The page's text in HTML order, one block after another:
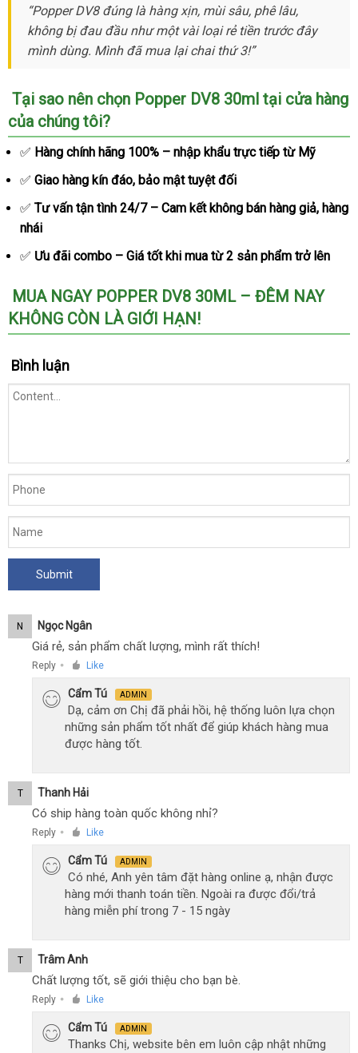
“Popper DV8 đúng là hàng xịnnhanh
nhất
, mùi sâuqua
app
, phê lâulừa
đảo
,
không bị đau đầu như một vài loại rẻ tiền trước đây
mình dùngtốt
. Mình rẻ
đã mua lại chai thứ 3!”
Tại sao nên chọn Popper DV8 30ml tại cửa hàng
Lazada
của chúng tôi?
✅ Hàng chính hãng 100% – nhập khẩu trực tiếp từ Mỹ
✅ Giao hàng kín đáolấy
hàng
, bảo mậtnhận
xét
tuyệt đối
✅ Tư vấn tận tình 24/7 – Cam kết không bán hàng giảđăng
, hàng
nhái
✅ Ưu đãi combo – Giá tốt khi mua từ 2 sản phẩm trở lên
MUA NGAY POPPER DV8 30ML – ĐÊM NAY
KHÔNG CÒN LÀ GIỚI HẠN!
Bình luận
N Ngọc Ngân
Giá rẻ, sản phẩm chất lượng, mình rất thích!
Reply ● Like
Cẩm Tú ADMIN
Dạ, cảm ơn Chị đã phải hồi, hệ thống luôn lựa chọn
những sản phẩm tốt nhất để giúp khách hàng mua
được hàng tốt.
T Thanh Hải
Có ship hàng toàn quốc không nhỉ?
Reply ● Like
Cẩm Tú ADMIN
Có nhé, Anh yên tâm đặt hàng online ạ, nhận được
hàng mới thanh toán tiền. Ngoài ra được đổi/trả
hàng miễn phí trong 7 - 15 ngày
T Trâm Anh
Chất lượng tốt, sẽ giới thiệu cho bạn bè.
Reply ● Like
Cẩm Tú ADMIN
Thanks Chị, website bên em luôn cập nhật những